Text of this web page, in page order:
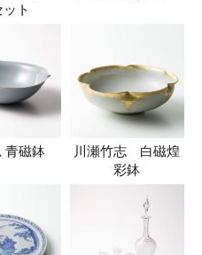
ト
青磁鉢
川瀬竹志 白磁煌
彩鉢